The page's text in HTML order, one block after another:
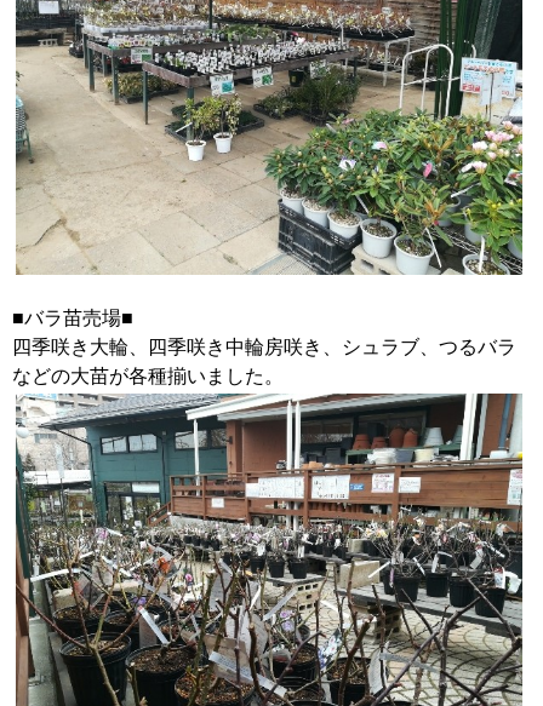
■バラ苗売場■
四季咲き大輪、四季咲き中輪房咲き、シュラブ、つるバラ
などの大苗が各種揃いました。